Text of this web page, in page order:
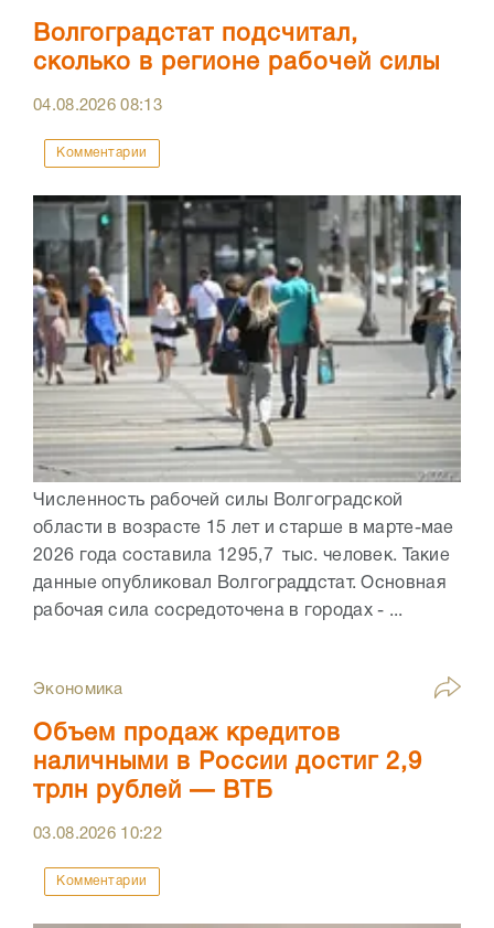
Волгоградстат подсчитал,
сколько в регионе рабочей силы
04.08.202608:13
Комментарии
Численность рабочей силы Волгоградской
области в возрасте 15 лет и старше в марте-мае
2026 года составила 1295,7 тыс. человек. Такие
данные опубликовал Волгограддстат. Основная
рабочая сила сосредоточена в городах - ...
Экономика
Объем продаж кредитов
наличными в России достиг 2,9
трлн рублей — ВТБ
03.08.2026 10:22
Комментарии